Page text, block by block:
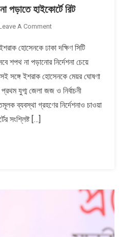
পড়াতে হাইকোর্টে রিট
A CommentOn
হিসেবে
ইশরাককে
শপথ
হাইকোর্টে
হোসেনকে ঢাকা দক্ষিণ সিটি
শপথ না পড়ানোর নির্দেশনা চেয়ে
সঙ্গে ইশরাক হোসেনকে মেয়র ঘোষণা
যুগ্ম জেলা জজ ও নির্বাচনী
ব্যবস্থা গ্রহণের নির্দেশনাও চাওয়া
সংশ্লিষ্ট […]